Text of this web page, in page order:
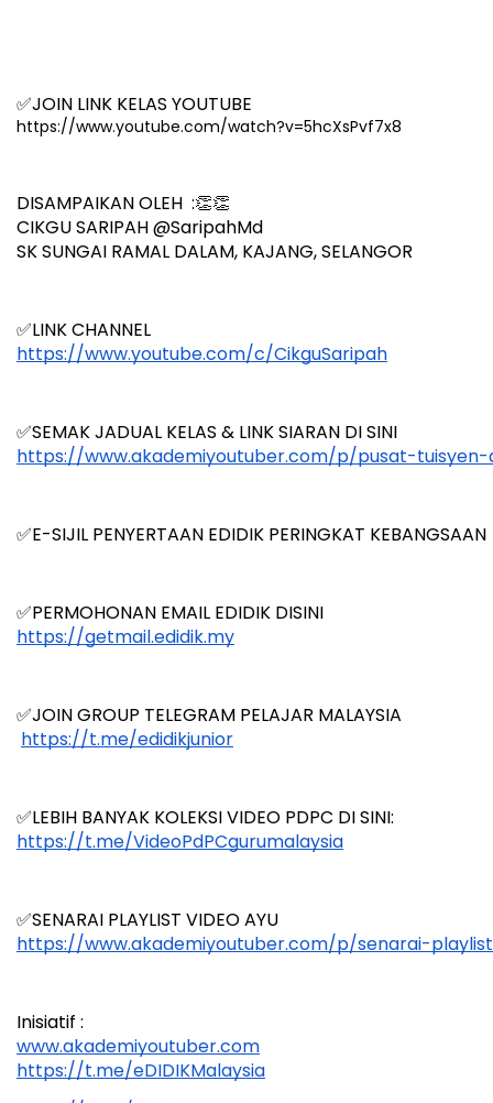
✅JOIN LINK KELAS YOUTUBE
https://www.youtube.com/watch?v=5hcXsPvf7x8
DISAMPAIKAN OLEH  :👏👏
CIKGU SARIPAH @SaripahMd
SK SUNGAI RAMAL DALAM, KAJANG, SELANGOR
✅LINK CHANNEL
https://www.youtube.com/c/CikguSaripah
✅SEMAK JADUAL KELAS & LINK SIARAN DI SINI
https://www.akademiyoutuber.com/p/pusat-
✅E-SIJIL PENYERTAAN EDIDIK PERINGKAT KEBANGSAAN
✅PERMOHONAN EMAIL EDIDIK DISINI
https://getmail.edidik.my
✅JOIN GROUP TELEGRAM PELAJAR MALAYSIA
https://t.me/edidikjunior
✅LEBIH BANYAK KOLEKSI VIDEO PDPC DI SINI:
https://t.me/VideoPdPCgurumalaysia
✅SENARAI PLAYLIST VIDEO AYU
https://www.akademiyoutuber.com/p/senarai-
Inisiatif :
www.akademiyoutuber.com
https://t.me/eDIDIKMalaysia